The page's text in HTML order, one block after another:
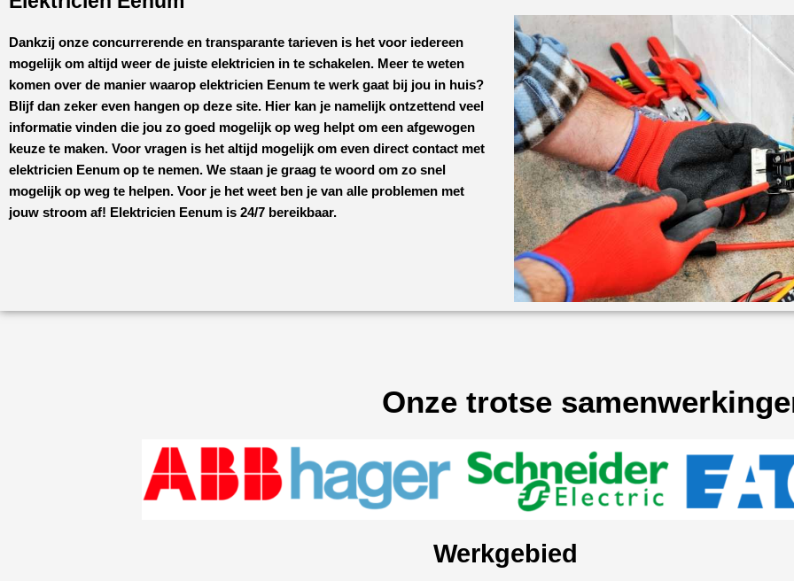
Dankzij onze concurrerende en transparante tarieven is het voor iedereen
mogelijk om altijd weer de juiste elektricien in te schakelen. Meer te weten
komen over de manier waarop elektricien Eenum te werk gaat bij jou in huis?
Blijf dan zeker even hangen op deze site. Hier kan je namelijk ontzettend veel
informatie vinden die jou zo goed mogelijk op weg helpt om een afgewogen
keuze te maken. Voor vragen is het altijd mogelijk om even direct contact met
elektricien Eenum op te nemen. We staan je graag te woord om zo snel
mogelijk op weg te helpen. Voor je het weet ben je van alle problemen met
jouw stroom af! Elektricien Eenum is 24/7 bereikbaar.
Onze trotse
Werkgebied